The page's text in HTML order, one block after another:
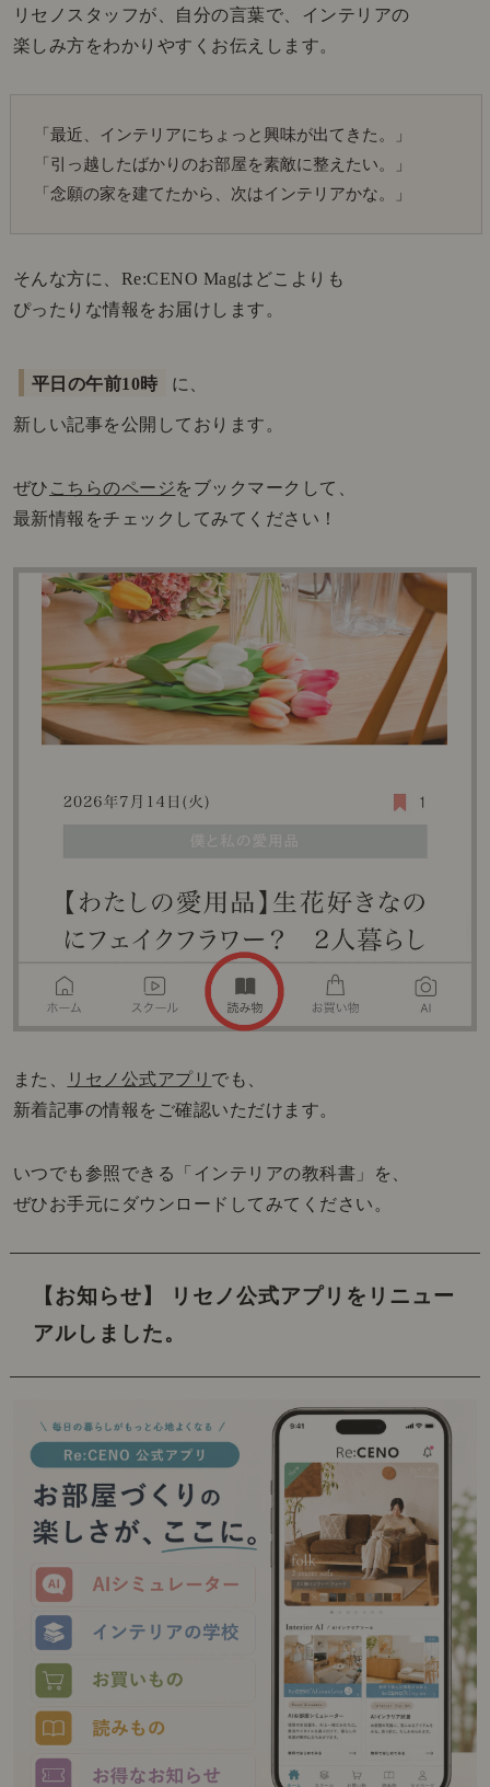
リセノスタッフが、自分の言葉で、インテリアの
楽しみ方をわかりやすくお伝えします。
「最近、インテリアにちょっと興味が出てきた。」
「引っ越したばかりのお部屋を素敵に整えたい。」
「念願の家を建てたから、次はインテリアかな。」
そんな方に、Re:CENO Magはどこよりも
ぴったりな情報をお届けします。
平日の午前10時 に、
新しい記事を公開しております。
ぜひ こちらのページをブックマークして、
最新情報をチェックしてみてください！
また、 リセノ公式アプリ でも、
新着記事の情報をご確認いただけます。
いつでも参照できる「インテリアの教科書」を、
ぜひお手元にダウンロードしてみてください。
【お知らせ】 リセノ公式アプリをリニュー
アルしました。